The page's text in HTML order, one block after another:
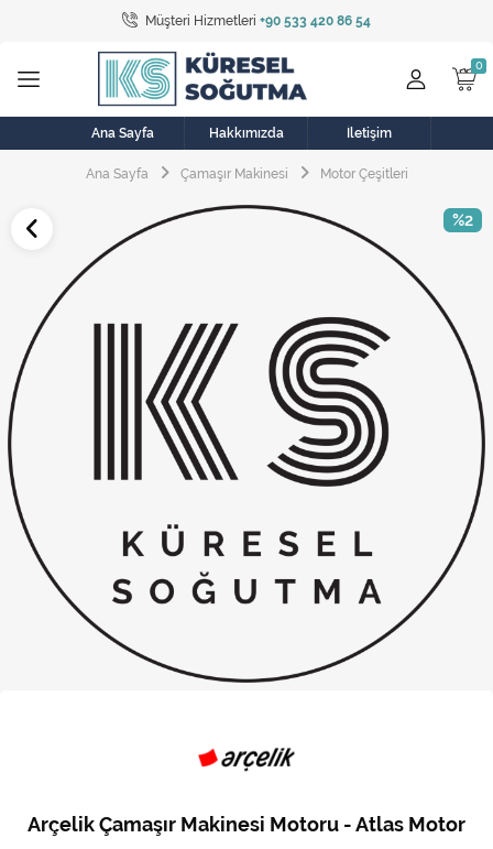
Müşteri Hizmetleri +90 533 420 86 54
Tüm Kategoriler
Bulaşık Makinesi
Buzdolabı
Çamaşır Kurutma Makinesi
Elektrikli Aksamlar
Elektrikli Süpürge
Fan
Fırın, Ocak ve Aspiratör
Klima
Kombi
Musluk
Ana Sayfa Hakkımızda İletişim
Ana Sayfa Çamaşır Makinesi Motor Çeşitleri
%2
Arçelik Çamaşır Makinesi Motoru - Atlas Motor